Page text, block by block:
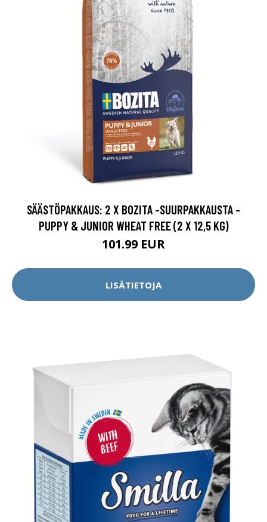
SÄÄSTÖPAKKAUS: 2 X BOZITA -SUURPAKKAUSTA -
PUPPY & JUNIOR WHEAT FREE (2 X 12,5 KG)
101.99 EUR
LISÄTIETOJA